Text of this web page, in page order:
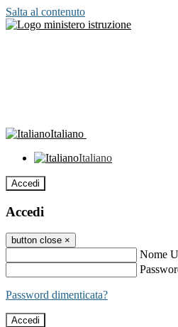
Salta al contenuto
Italiano
Italiano
Accedi
Accedi
button close ×
Nome
Password dimenticata?